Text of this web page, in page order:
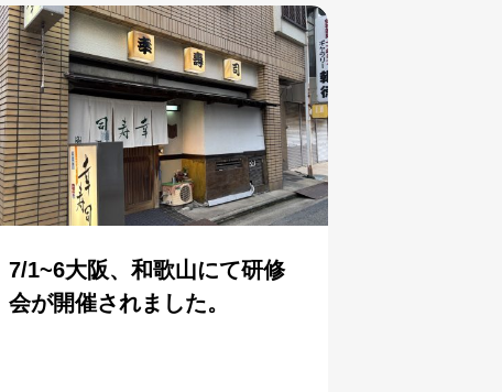
7/1~6大阪、和歌山にて研修
会が開催されました。